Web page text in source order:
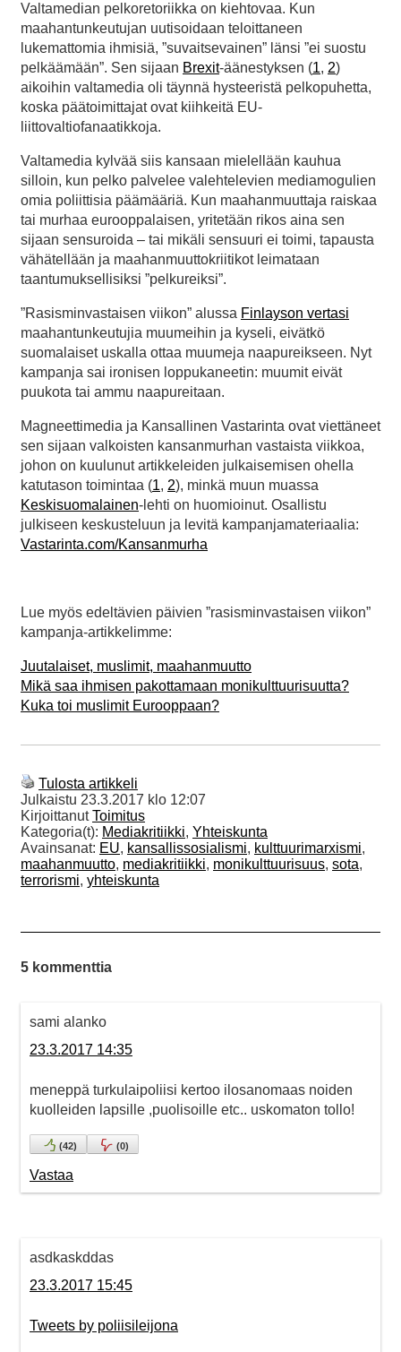
Valtamedian pelkoretoriikka on kiehtovaa. Kun
maahantunkeutujan uutisoidaan teloittaneen
lukemattomia ihmisiä, ”suvaitsevainen” länsi ”ei suostu
pelkäämään”. Sen sijaan Brexit-äänestyksen (1, 2)
aikoihin valtamedia oli täynnä hysteeristä pelkopuhetta,
koska päätoimittajat ovat kiihkeitä EU-
liittovaltiofanaatikkoja.
Valtamedia kylvää siis kansaan mielellään kauhua
silloin, kun pelko palvelee valehtelevien mediamogulien
omia poliittisia päämääriä. Kun maahanmuuttaja raiskaa
tai murhaa eurooppalaisen, yritetään rikos aina sen
sijaan sensuroida – tai mikäli sensuuri ei toimi, tapausta
vähätellään ja maahanmuuttokriitikot leimataan
taantumuksellisiksi ”pelkureiksi”.
”Rasisminvastaisen viikon” alussa Finlayson vertasi
maahantunkeutujia muumeihin ja kyseli, eivätkö
suomalaiset uskalla ottaa muumeja naapureikseen. Nyt
kampanja sai ironisen loppukaneetin: muumit eivät
puukota tai ammu naapureitaan.
Magneettimedia ja Kansallinen Vastarinta ovat viettäneet
sen sijaan valkoisten kansanmurhan vastaista viikkoa,
johon on kuulunut artikkeleiden julkaisemisen ohella
katutason toimintaa (1, 2), minkä muun muassa
Keskisuomalainen-lehti on huomioinut. Osallistu
julkiseen keskusteluun ja levitä kampanjamateriaalia:
Vastarinta.com/Kansanmurha
Lue myös edeltävien päivien ”rasisminvastaisen viikon”
kampanja-artikkelimme:
Juutalaiset, muslimit, maahanmuutto
Mikä saa ihmisen pakottamaan monikulttuurisuutta?
Kuka toi muslimit Eurooppaan?
Tulosta artikkeli
Julkaistu 23.3.2017 klo 12:07
KirjoittanutToimitus
Kategoria(t): Mediakritiikki, Yhteiskunta
Avainsanat: EU, kansallissosialismi, kulttuurimarxismi,
maahanmuutto, mediakritiikki, monikulttuurisuus, sota,
terrorismi, yhteiskunta
5 kommenttia
sami alanko
23.3.2017 14:35
meneppä turkulaipoliisi kertoo ilosanomaas noiden
kuolleiden lapsille ,puolisoille etc.. uskomaton tollo!
(42) (0)
Vastaa
asdkaskddas
23.3.2017 15:45
Tweets by poliisileijona